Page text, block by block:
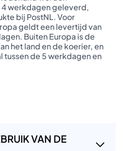
4 werkdagen geleverd,
bij PostNL. Voor
geldt een levertijd van
Buiten Europa is de
het land en de koerier, en
tussen de 5 werkdagen en
VAN DE